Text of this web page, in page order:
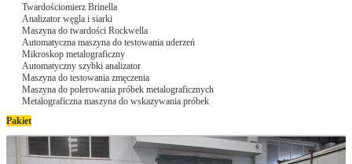
Twardościomierz Brinella
Analizator węgla i siarki
Maszyna do twardości Rockwella
Automatyczna maszyna do testowania uderzeń
Mikroskop metalograficzny
Automatyczny szybki analizator
Maszyna do testowania zmęczenia
Maszyna do polerowania próbek metalograficznych
Metalograficzna maszyna do wskazywania próbek
Pakiet